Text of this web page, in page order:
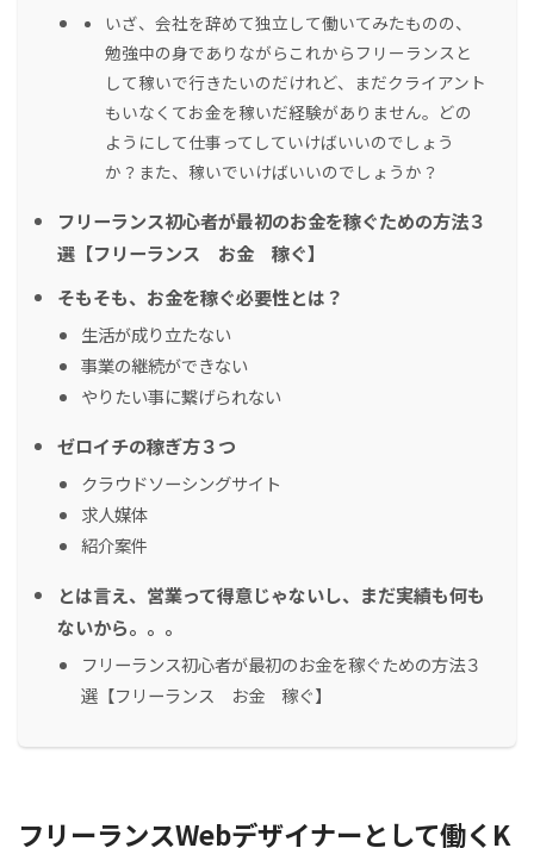
いざ、会社を辞めて独立して働いてみたものの、
勉強中の身でありながらこれからフリーランスと
して稼いで行きたいのだけれど、まだクライアント
もいなくてお金を稼いだ経験がありません。どの
ようにして仕事ってしていけばいいのでしょう
か？また、稼いでいけばいいのでしょうか？
フリーランス初心者が最初のお金を稼ぐための方法３
選【フリーランス お金 稼ぐ】
そもそも、お金を稼ぐ必要性とは？
生活が成り立たない
事業の継続ができない
やりたい事に繋げられない
ゼロイチの稼ぎ方３つ
クラウドソーシングサイト
求人媒体
紹介案件
とは言え、営業って得意じゃないし、まだ実績も何も
ないから。。。
フリーランス初心者が最初のお金を稼ぐための方法３
選【フリーランス お金 稼ぐ】
フリーランスWebデザイナーとして働くK